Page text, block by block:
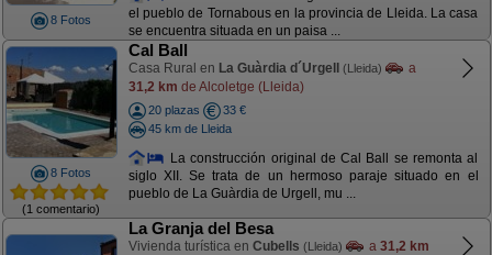
8 Fotos
el pueblo de Tornabous en la provincia de Lleida. La casa
se encuentra situada en un paisa ...
8 Fotos
(1 comentario)
Cal Ball
Casa Rural en La Guàrdia d´Urgell (Lleida)
a
31,2 km de Alcoletge (Lleida)
20 plazas
33 €
45 km de Lleida
La construcción original de Cal Ball se remonta al
siglo XII. Se trata de un hermoso paraje situado en el
pueblo de La Guàrdia de Urgell, mu ...
La Granja del Besa
Vivienda turística en Cubells (Lleida) a 31,2 km